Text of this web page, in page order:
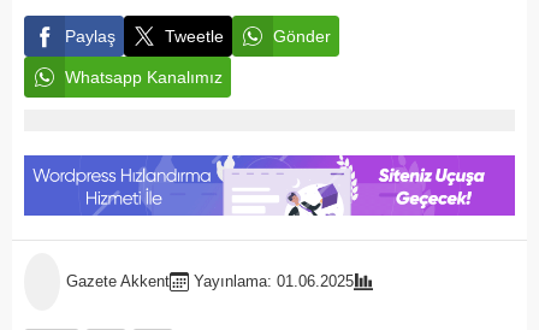
Paylaş Tweetle Gönder
Whatsapp Kanalımız
Gazete Akkent Yayınlama: 01.06.2025